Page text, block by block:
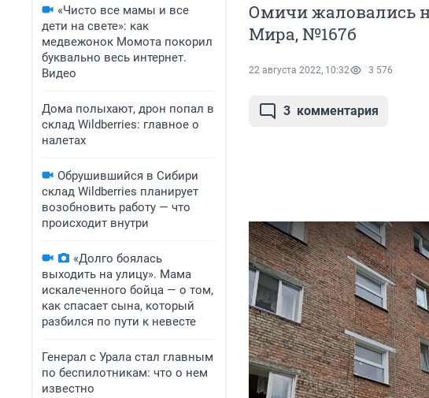
«Чисто все мамы и все
дети на свете»: как
медвежонок Момота покорил
буквально весь интернет.
Видео
Дома полыхают, дрон попал в
склад Wildberries: главное о
налетах
Обрушившийся в Сибири
склад Wildberries планирует
возобновить работу — что
происходит внутри
«Долго боялась
выходить на улицу». Мама
искалеченного бойца — о том,
как спасает сына, который
разбился по пути к невесте
Генерал с Урала стал главным
по беспилотникам: что о нем
известно
Омичи жаловались
Мира, №167б
22 августа 2022, 10:32 3 576
3 комментария